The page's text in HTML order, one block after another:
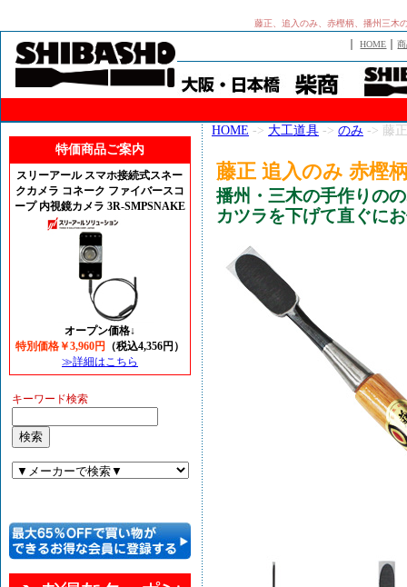
藤正、追入のみ、赤樫柄、播州三
｜HOME ｜
特価商品ご案内
スリーアール スマホ接続式スネー
クカメラ コネーク ファイバースコ
ープ 内視鏡カメラ 3R-SMPSNAKE
オープン価格↓
特別価格￥3,960円
（税込4,356円）
≫詳細はこちら
キーワード検索
HOME -> 大工道具 -> のみ -> 藤
藤正 追入のみ 赤樫
播州・三木の手作りの
カツラを下げて直ぐに